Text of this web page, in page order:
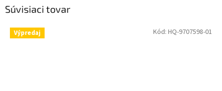
Súvisiaci tovar
Výpredaj Kód: HQ-9707598-01